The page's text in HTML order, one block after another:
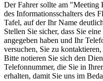
Der Fahrer sollte am
des Informationsschalters des
Tafel, auf der Ihr Name
Stellen Sie sicher, dass Sie
angegeben haben und Ihr
versuchen, Sie zu
Bitte notieren Sie sich den
Telefonnummer, die Sie in
erhalten, damit Sie uns im